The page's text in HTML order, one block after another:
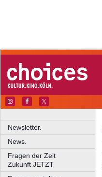
Newsletter.
News.
Fragen der Zeit
Zukunft JETZT